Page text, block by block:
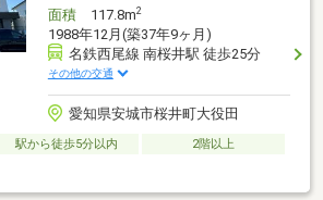
面積117.8m2
1988年12月(築37年9ヶ月)
名鉄西尾線 南桜井駅 徒歩25分
その他の交通
愛知県安城市桜井町大役田
駅から徒歩5分以内
2階以上